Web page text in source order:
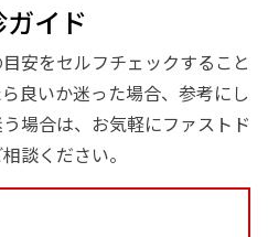
イド
安をセルフチェックすること
良いか迷った場合、参考にし
場合は、お気軽にファストド
談ください。